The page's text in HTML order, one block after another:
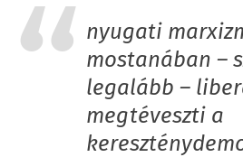
nyugati
mostanában –
legalább –
megtéveszti a